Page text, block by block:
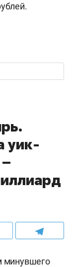
уик-
минувшего